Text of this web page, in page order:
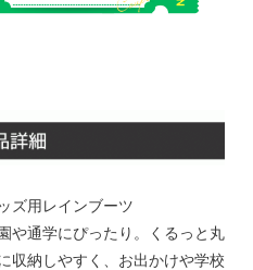
ズ用レインブーツ
や通学にぴったり。くるっと丸
収納しやすく、お出かけや学校